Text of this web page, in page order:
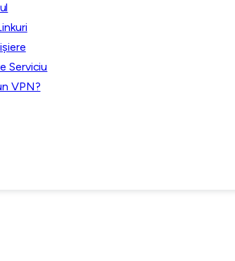
Serviciu
VPN?